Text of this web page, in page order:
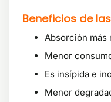
Beneficios de
Absorción más
Menor
Es insípida e
Menor